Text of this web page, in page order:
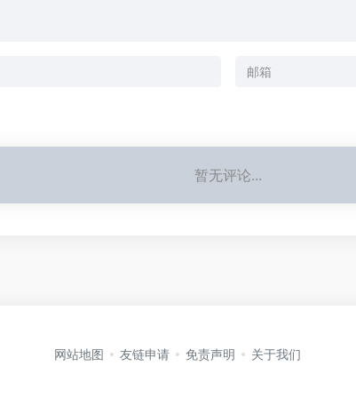
暂无评论...
网站地图 友链申请 免责声明 关于我们